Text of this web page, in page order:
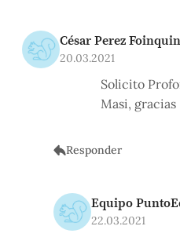
César Perez
20.03.2021
Solicito
Masi, gracias
Responder
Equipo
22.03.2021